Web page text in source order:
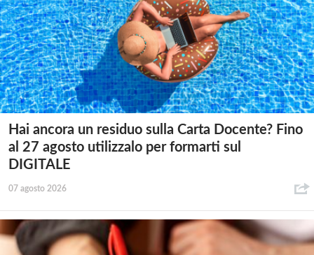
Hai ancora un residuo sulla Carta Docente? Fino
al 27 agosto utilizzalo per formarti sul
DIGITALE
07 agosto 2026